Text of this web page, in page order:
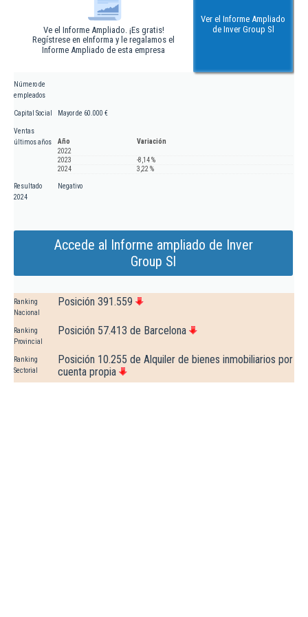
Ve el Informe Ampliado. ¡Es gratis!
Regístrese en eInforma y le regalamos el
Informe Ampliado de esta empresa
Ver el Informe Ampliado
de Inver Group Sl
Número de
empleados
Capital Social Mayor de 60.000 €
Ventas
últimos años
Año
Variación
2022
2023
-8,14 %
2024
3,22 %
Resultado
2024
Negativo
Accede al Informe ampliado de Inver
Group Sl
Ranking
Nacional
Posición 391.559
Ranking
Provincial
Posición 57.413 de Barcelona
Ranking
Sectorial
Posición 10.255 de Alquiler de bienes inmobiliarios por
cuenta propia